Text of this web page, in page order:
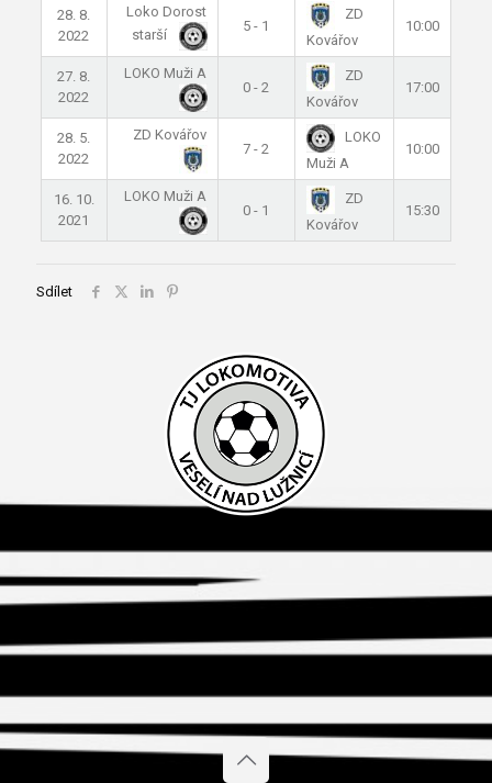
28. 8.
2022
Loko Dorost
starší
5 - 1
ZD
Kovářov
10:00
27. 8.
2022
LOKO Muži A
0 - 2
ZD
Kovářov
17:00
28. 5.
2022
ZD Kovářov
7 - 2
LOKO
Muži A
10:00
16. 10.
2021
LOKO Muži A
0 - 1
ZD
Kovářov
15:30
Sdílet